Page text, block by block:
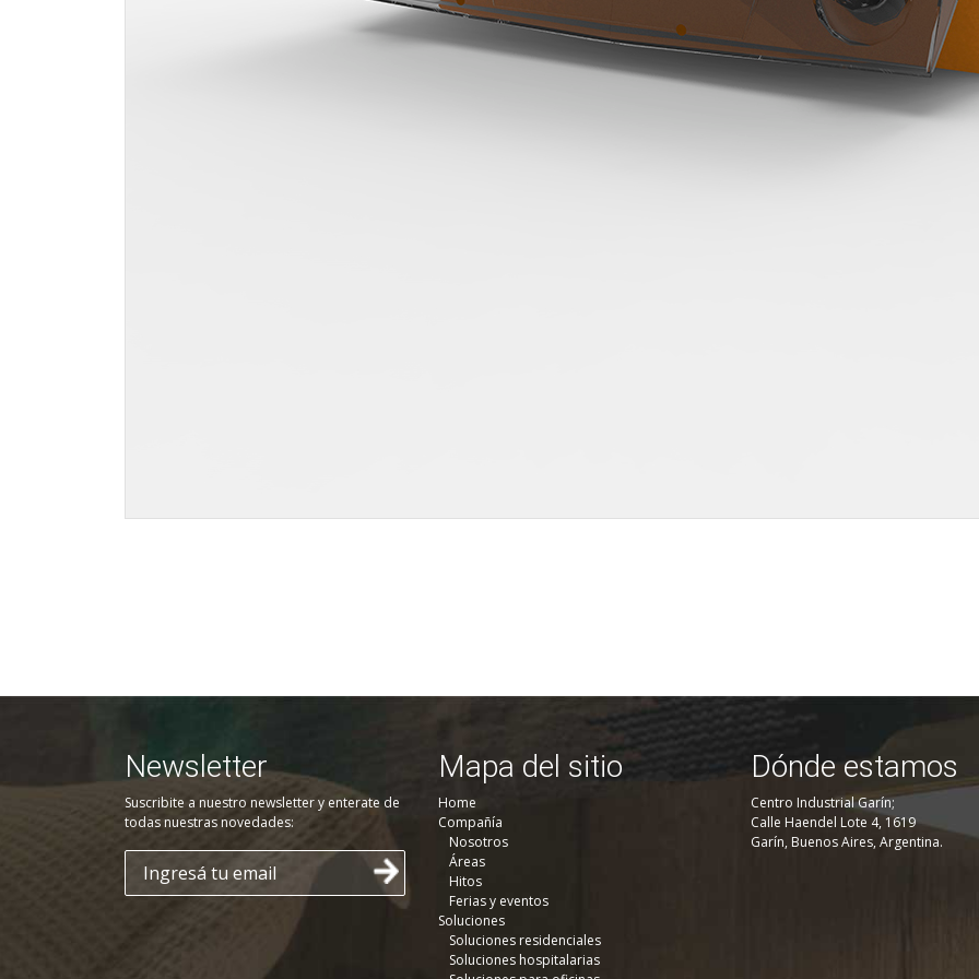
Newsletter
Suscribite a nuestro newsletter y enterate de
todas nuestras novedades:
Mapa del sitio
Home
Compañía
Nosotros
Áreas
Hitos
Ferias y eventos
Soluciones
Soluciones residenciales
Soluciones hospitalarias
Dónde estamos
Centro Industrial Garín;
Calle Haendel Lote 4, 1619
Garín, Buenos Aires, Argentina.